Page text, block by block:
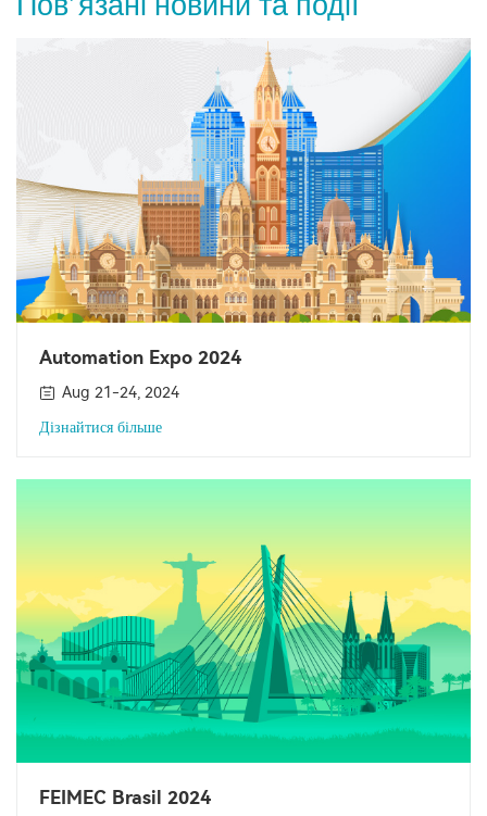
Automation Expo 2024
Aug 21-24, 2024
Дізнайтися більше
FEIMEC Brasil 2024